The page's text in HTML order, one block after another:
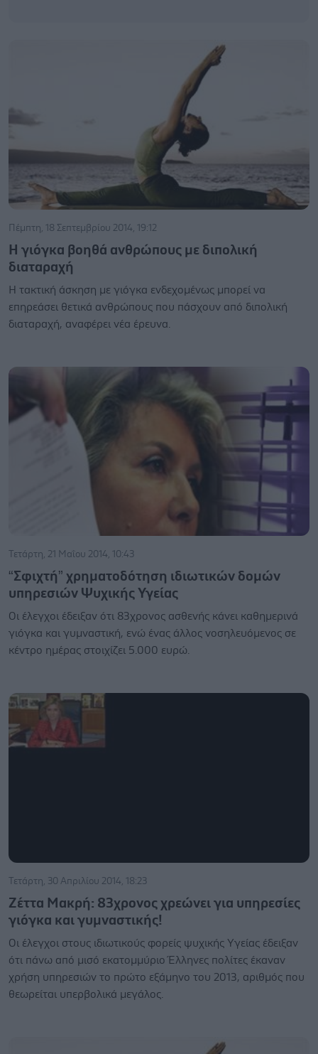
Πέμπτη, 18 Σεπτεμβρίου 2014, 19:12
Η γιόγκα βοηθά ανθρώπους με διπολική
διαταραχή
Η τακτική άσκηση με γιόγκα ενδεχομένως μπορεί να
επηρεάσει θετικά ανθρώπους που πάσχουν από διπολική
διαταραχή, αναφέρει νέα έρευνα.
Τετάρτη, 21 Μαΐου 2014, 10:43
“Σφιχτή” χρηματοδότηση ιδιωτικών δομών
υπηρεσιών Ψυχικής Υγείας
Οι έλεγχοι έδειξαν ότι 83χρονος ασθενής κάνει καθημερινά
γιόγκα και γυμναστική, ενώ ένας άλλος νοσηλευόμενος σε
κέντρο ημέρας στοιχίζει 5.000 ευρώ.
Τετάρτη, 30 Απριλίου 2014, 18:23
Ζέττα Μακρή: 83χρονος χρεώνει για υπηρεσίες
γιόγκα και γυμναστικής!
Οι έλεγχοι στους ιδιωτικούς φορείς ψυχικής Υγείας έδειξαν
ότι πάνω από μισό εκατομμύριο Έλληνες πολίτες έκαναν
χρήση υπηρεσιών το πρώτο εξάμηνο του 2013, αριθμός που
θεωρείται υπερβολικά μεγάλος.